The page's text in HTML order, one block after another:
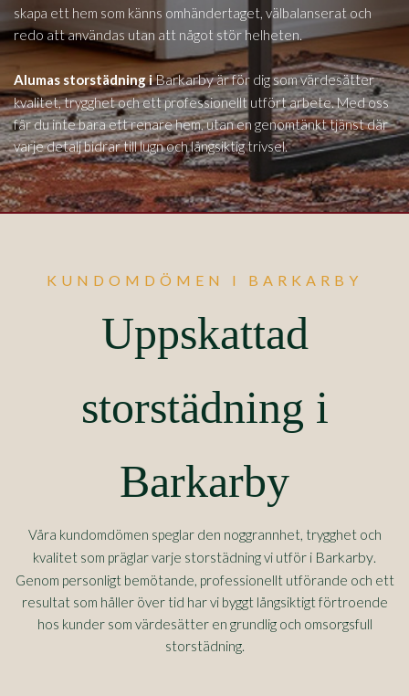
skapa ett hem som känns omhändertaget, välbalanserat och
redo att användas utan att något stör helheten.
Alumas storstädning iBarkarbyär för dig som värdesätter
kvalitet, trygghet och ett professionellt utfört arbete. Med oss
får du inte bara ett renare hem, utan en genomtänkt tjänst där
varje detalj bidrar till lugn och långsiktig trivsel.
KUNDOMDÖMEN I BARKARBY
Uppskattad
storstädning i
Barkarby
Våra kundomdömen speglar den noggrannhet, trygghet och
kvalitet som präglar varje storstädning vi utför i Barkarby
Genom personligt bemötande, professionellt utförande och ett
resultat som håller över tid har vi byggt långsiktigt förtroende
hos kunder som värdesätter en grundlig och omsorgsfull
storstädning.